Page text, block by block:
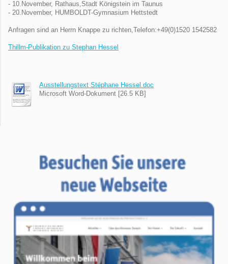
- 10.November, Rathaus,Stadt Königstein im Taunus
- 20.November, HUMBOLDT-Gymnasium Hettstedt
Anfragen sind an Herrn Knappe zu richten,Telefon:+49(0)1520 1542582
Thillm-Publikation zu Stephan Hessel
Ausstellungstext Stéphane Hessel.doc
Microsoft Word-Dokument [26.5 KB]